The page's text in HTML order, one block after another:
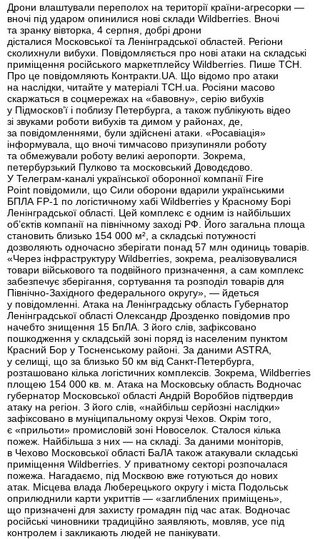
Дрони влаштували переполох на території країни-агресорки —
вночі під ударом опинилися нові склади Wildberries. Вночі
та зранку вівторка, 4 серпня, добрі дрони
дісталися Московської та Ленінградської областей. Регіони
сколихнули вибухи. Повідомляється про нові атаки на складські
приміщення російського маркетплейсу Wildberries. Пише ТСН.
Про це повідомляють Контракти.UA. Що відомо про атаки
на наслідки, читайте у матеріалі ТСН.ua. Росіяни масово
скаржаться в соцмережах на «бавовну», серію вибухів
у Підмосков’ї і поблизу Петербурга, а також публікують відео
зі звуками роботи вибухів та димом у районах, де,
за повідомленнями, були здійснені атаки. «Росавіація»
інформувала, що вночі тимчасово призупиняли роботу
та обмежували роботу великі аеропорти. Зокрема,
петербурзький Пулково та московський Доводєдово.
У Телеграм-каналі української оборонної компанії Fire
Point повідомили, що Сили оборони вдарили українськими
БПЛА FP-1 по логістичному хабі Wildberries у Красному Борі
Ленінградської області. Цей комплекс є одним із найбільших
об’єктів компанії на північному заході РФ. Його загальна площа
становить близько 154 000 м², а складські потужності
дозволяють одночасно зберігати понад 57 млн одиниць товарів.
«Через інфраструктуру Wildberries, зокрема, реалізовувалися
товари військового та подвійного призначення, а сам комплекс
забезпечує зберігання, сортування та розподіл товарів для
Північно-Західного федерального округу», — йдеться
у повідомленні. Атака на Ленінградську область Губернатор
Ленінградської області Олександр Дрозденко повідомив про
начебто знищення 15 БпЛА. З його слів, зафіксовано
пошкодження у складській зоні поряд із населеним пунктом
Красний Бор у Тосненському районі. За даними ASTRA,
у селищі, що за близько 50 км від Санкт-Петербурга,
розташовано кілька логістичних комплексів. Зокрема, Wildberries
площею 154 000 кв. м. Атака на Московську область Водночас
губернатор Московської області Андрій Воробйов підтвердив
атаку на регіон. З його слів, «найбільш серйозні наслідки»
зафіксовано в муніципальному окрузі Чехов. Окрім того,
є «прильоти» промисловій зоні Новоселок. Сталося кілька
пожеж. Найбільша з них — на складі. За даними моніторів,
в Чехово Московської області БаЛА також атакували складські
приміщення Wildberries. У приватному секторі розпочалася
пожежа. Нагадаємо, під Москвою вже готуються до нових
атак. Місцева влада Люберецького округу і міста Подольськ
оприлюднили карти укриттів — «заглиблених приміщень»,
що призначені для захисту громадян під час атак. Водночас
російські чиновники традиційно заявляють, мовляв, усе під
контролем і закликають людей не панікувати.